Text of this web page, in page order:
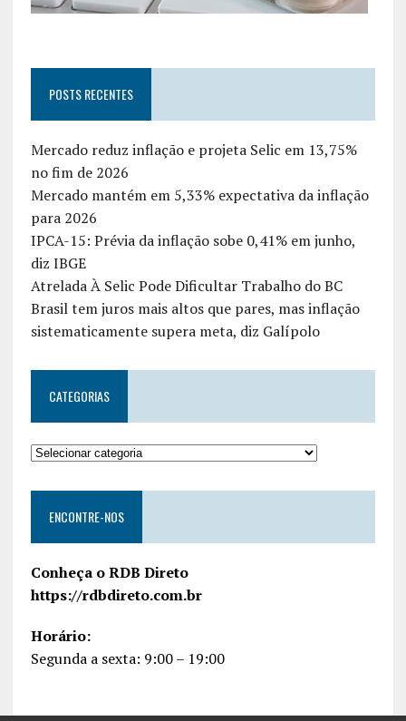
POSTS RECENTES
Mercado reduz inflação e projeta Selic em 13,75%
no fim de 2026
Mercado mantém em 5,33% expectativa da inflação
para 2026
IPCA-15: Prévia da inflação sobe 0,41% em junho,
diz IBGE
Atrelada À Selic Pode Dificultar Trabalho do BC
Brasil tem juros mais altos que pares, mas inflação
sistematicamente supera meta, diz Galípolo
CATEGORIAS
ENCONTRE-NOS
Conheça o RDB Direto
https://rdbdireto.com.br
Horário:
Segunda a sexta: 9:00 – 19:00